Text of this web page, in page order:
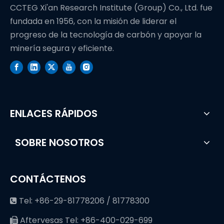
CCTEG Xi'an Research Institute (Group) Co., Ltd. fue
fundada en 1956, con la misión de liderar el
progreso de la tecnología de carbón y apoyar la
minería segura y eficiente.
ENLACES RÁPIDOS
SOBRE NOSOTROS
CONTÁCTENOS
 Tel: +86-29-81778206 / 81778300
 Aftervesas Tel: +86-400-029-699